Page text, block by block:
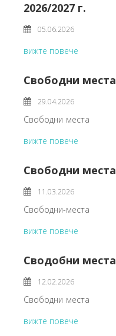
2026/2027 г.
05.06.2026
вижте повече
Свободни места
29.04.2026
Свободни места
вижте повече
Свободни места
11.03.2026
Свободни-места
вижте повече
Сводобни места
12.02.2026
Свободни места
вижте повече